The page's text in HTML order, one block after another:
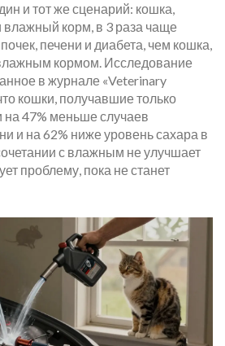
и тот же сценарий: кошка,
влажный корм, в 3 раза чаще
печени и диабета, чем кошка,
кормом. Исследование
в журнале «Veterinary
кошки, получавшие только
47% меньше случаев
и на 62% ниже уровень сахара в
с влажным не улучшает
проблему, пока не станет